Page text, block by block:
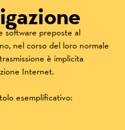
software preposte al
nel corso del loro normale
è implicita
Internet.
esemplificativo: